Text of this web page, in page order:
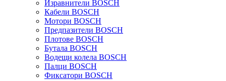
Изравнители BOSCH
Кабели BOSCH
Мотори BOSCH
Предпазители BOSCH
Плотове BOSCH
Бутала BOSCH
Водещи колела BOSCH
Палци BOSCH
Фиксатори BOSCH